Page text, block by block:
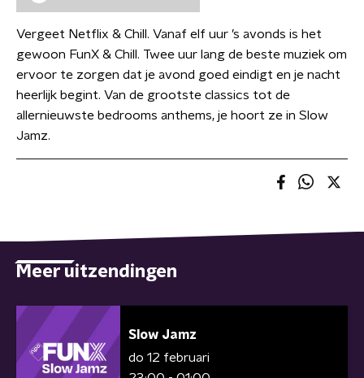
Vergeet Netflix & Chill. Vanaf elf uur ’s avonds is het
gewoon FunX & Chill. Twee uur lang de beste muziek om
ervoor te zorgen dat je avond goed eindigt en je nacht
heerlijk begint. Van de grootste classics tot de
allernieuwste bedrooms anthems, je hoort ze in Slow
Jamz.
Meer uitzendingen
Slow Jamz
do 12 februari